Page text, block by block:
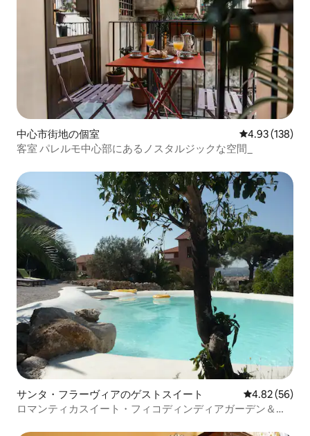
中心市街地の個室 レビュー138
4.93 (138)
客室 パレルモ中心部にあるノスタルジックな空間_
サンタ・フラーヴィアのゲストスイート レビュー56
4.82 (56)
ロマンティカスイート・フィコディンディアガーデン＆プ